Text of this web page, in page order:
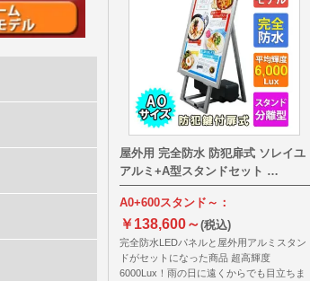
屋外用 完全防水 防犯扉式 ソレイユ
アルミ+A型スタンドセット …
A0+600スタンド～：
￥138,600～(税込)
完全防水LEDパネルと屋外用アルミスタン
ドがセットになった商品 超高輝度
6000Lux！雨の日に遠くからでも目立ちま